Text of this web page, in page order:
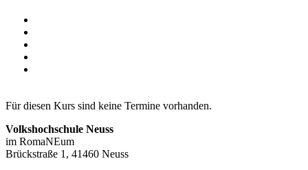
Für diesen Kurs sind keine Termine vorhanden.
Volkshochschule Neuss
im RomaNEum
Brückstraße 1, 41460 Neuss